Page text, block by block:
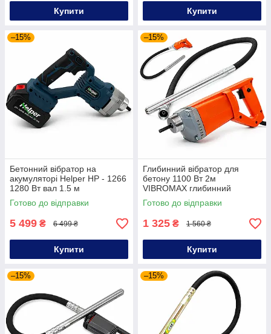
Купити Купити
–15%
Бетонний вібратор на
акумуляторі Helper HP - 1266
1280 Вт вал 1.5 м
акумуляторний будівельний
вібратор для бетону
Готово до відправки
5 499 ₴ 6 499 ₴
Купити
–15%
Глибинний вібратор для
бетону 1100 Вт 2м
VIBROMAX глибинний
ущільнювач бетону вібратор
для бетонної суміші
Готово до відправки
1 325 ₴ 1 560 ₴
Купити
–15% –15%